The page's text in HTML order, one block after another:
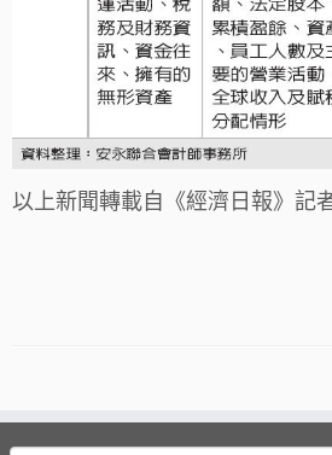
以上新聞轉載自《經濟日報》記